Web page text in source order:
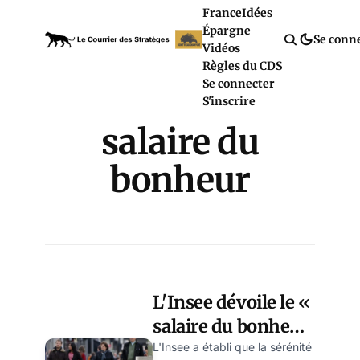
FranceIdées
Épargne
Vidéos
Règles du CDS
Se connecter
S'inscrire
Se
salaire du
bonheur
L'Insee dévoile le «
salaire du bonheur
», la moitié des
L'Insee a établi que la sérénité